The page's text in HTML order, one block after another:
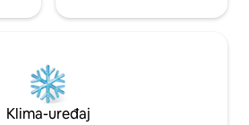
Klima-uređaj